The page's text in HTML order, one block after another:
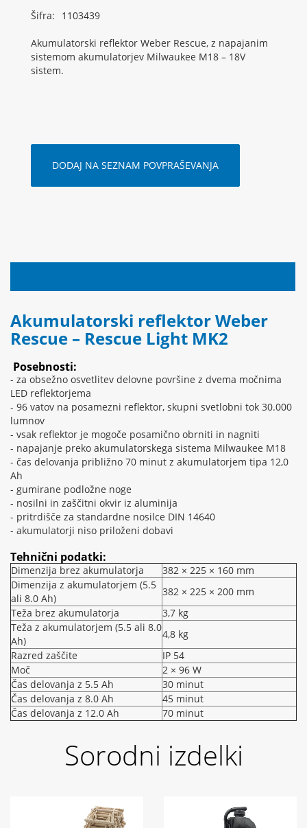
Šifra: 1103439
Akumulatorski reflektor Weber Rescue, z napajanim
sistemom akumulatorjev Milwaukee M18 – 18V
sistem.
DODAJ NA SEZNAM POVPRAŠEVANJA
Akumulatorski reflektor Weber
Rescue – Rescue Light MK2
Posebnosti:
- za obsežno osvetlitev delovne površine z dvema močnima
LED reflektorjema
- 96 vatov na posamezni reflektor, skupni svetlobni tok 30.000
lumnov
- vsak reflektor je mogoče posamično obrniti in nagniti
- napajanje preko akumulatorskega sistema Milwaukee M18
- čas delovanja približno 70 minut z akumulatorjem tipa 12,0
Ah
- gumirane podložne noge
- nosilni in zaščitni okvir iz aluminija
- pritrdišče za standardne nosilce DIN 14640
- akumulatorji niso priloženi dobavi
Tehnični podatki:
Dimenzija brez akumulatorja
382 × 225 × 160 mm
Dimenzija z akumulatorjem (5.5
ali 8.0 Ah)
382 × 225 × 200 mm
Teža brez akumulatorja
3,7 kg
Teža z akumulatorjem (5.5 ali 8.0
Ah)
4,8 kg
Razred zaščite
IP 54
Moč
2 × 96 W
Čas delovanja z 5.5 Ah
30 minut
Čas delovanja z 8.0 Ah
45 minut
Čas delovanja z 12.0 Ah
70 minut
Sorodni izdelki